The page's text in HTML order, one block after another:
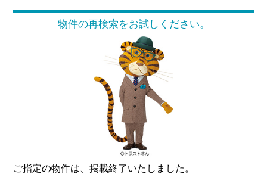
物件の再検索をお試しください。
ご指定の物件は、掲載終了いたしました。